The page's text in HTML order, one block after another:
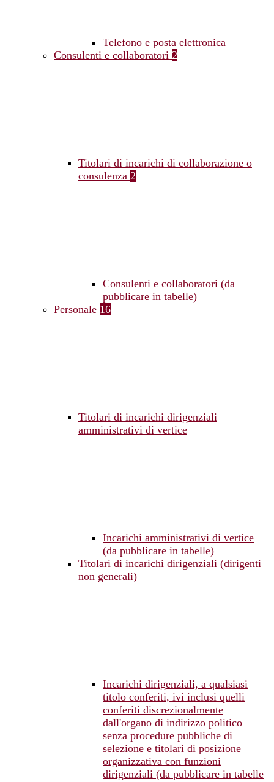
Telefono e posta elettronica
Consulenti e collaboratori 2
Titolari di incarichi di collaborazione o
consulenza 2
Consulenti e collaboratori (da
pubblicare in tabelle)
Personale 16
Titolari di incarichi dirigenziali
amministrativi di vertice
Incarichi amministrativi di vertice
(da pubblicare in tabelle)
Titolari di incarichi dirigenziali (dirigenti
non generali)
Incarichi dirigenziali, a qualsiasi
titolo conferiti, ivi inclusi quelli
conferiti discrezionalmente
dall'organo di indirizzo politico
senza procedure pubbliche di
selezione e titolari di posizione
organizzativa con funzioni
dirigenziali (da pubblicare in tabelle